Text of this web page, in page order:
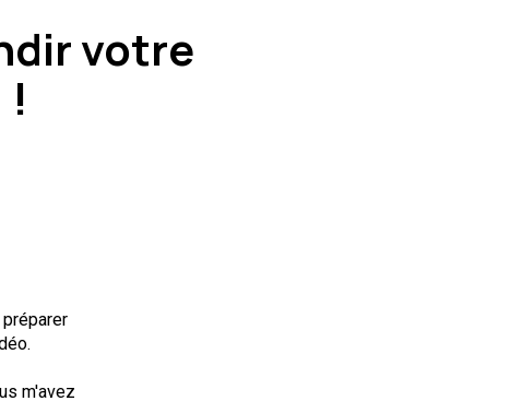
votre
m'avez